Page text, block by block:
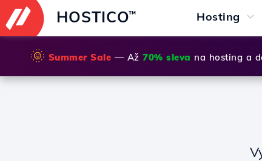
HOSTICO™ Hosting
🌞 Summer Sale — Až 70% sleva na hosting a